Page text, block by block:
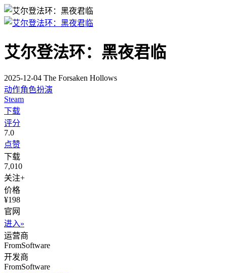
艾尔登法环：黑夜君临
2025-12-04 The Forsaken Hollows
动作角色扮演
Steam
下载
评分
7.0
点赞
下载
7,010
关注+
价格
¥198
官网
进入»
运营商
FromSoftware
开发商
FromSoftware